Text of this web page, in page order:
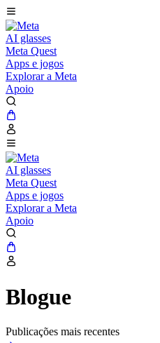
AI glasses
Meta Quest
Apps e jogos
Explorar a Meta
Apoio
AI glasses
Meta Quest
Apps e jogos
Explorar a Meta
Apoio
Blogue
Publicações mais recentes